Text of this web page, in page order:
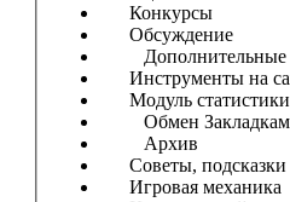
Конкурсы
Обсуждение
Дополнительные
Инструменты на
Модуль статистики
Обмен Закладками
Архив
Советы, подсказки
Игровая механика